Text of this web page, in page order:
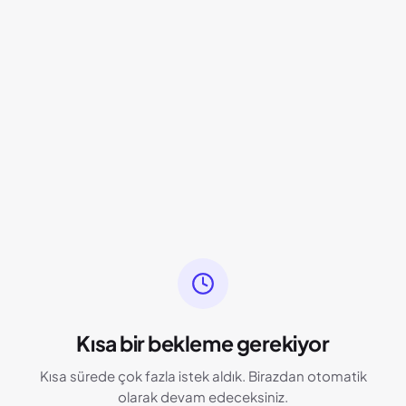
Kısa bir bekleme gerekiyor
Kısa sürede çok fazla istek aldık. Birazdan otomatik
olarak devam edeceksiniz.